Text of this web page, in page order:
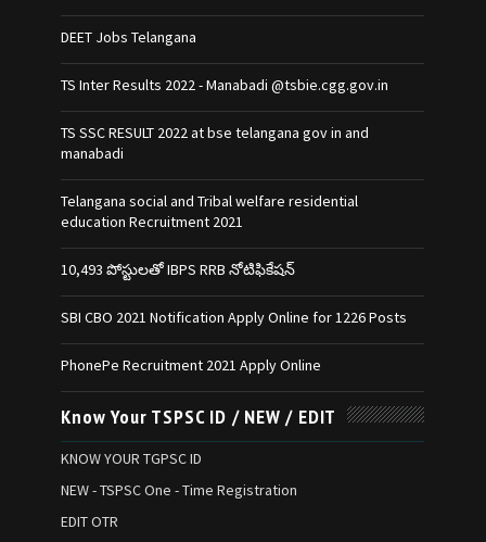
DEET Jobs Telangana
TS Inter Results 2022 - Manabadi @tsbie.cgg.gov.in
TS SSC RESULT 2022 at bse telangana gov in and
manabadi
Telangana social and Tribal welfare residential
education Recruitment 2021
10,493 పోస్టులతో IBPS RRB నోటిఫికేషన్‌
SBI CBO 2021 Notification Apply Online for 1226 Posts
PhonePe Recruitment 2021 Apply Online
Know Your TSPSC ID / NEW / EDIT
KNOW YOUR TGPSC ID
NEW - TSPSC One - Time Registration
EDIT OTR